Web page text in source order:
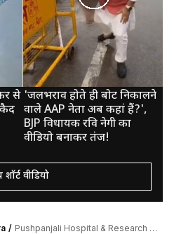
से
कैद
'जलभराव होते ही बोट निकालने
वाले AAP नेता अब कहां हैं?',
BJP विधायक रवि नेगी का
वीडियो बनाकर तंज!
वीडियो
Pushpanjali Hospital & Research Centre